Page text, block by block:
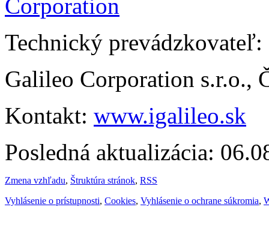
Technický prevádzkovateľ:
Galileo Corporation s.r.o.,
Kontakt: www.igalileo.sk
Posledná aktualizácia:
Zmena vzhľadu, Štruktúra stránok, RSS
Vyhlásenie o prístupnosti, Cookies, Vyhlásenie o ochrane súkromia,